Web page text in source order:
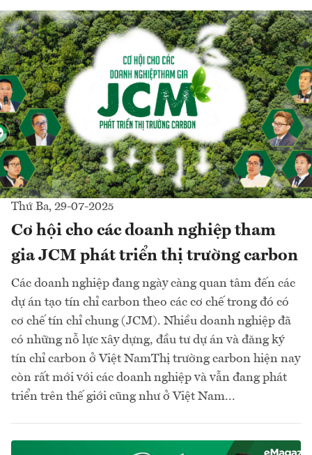
Thứ Ba, 29-07-2025
Cơ hội cho các doanh nghiệp tham
gia JCM phát triển thị trường carbon
Các doanh nghiệp đang ngày càng quan tâm đến các
dự án tạo tín chỉ carbon theo các cơ chế trong đó có
cơ chế tín chỉ chung (JCM). Nhiều doanh nghiệp đã
có những nỗ lực xây dựng, đầu tư dự án và đăng ký
tín chỉ carbon ở Việt NamThị trường carbon hiện nay
còn rất mới với các doanh nghiệp và vẫn đang phát
triển trên thế giới cũng như ở Việt Nam...